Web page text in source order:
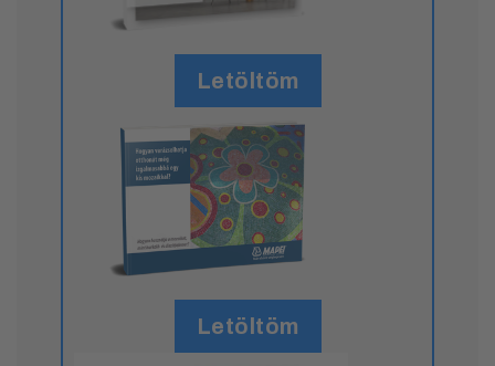
Letöltöm
Letöltöm